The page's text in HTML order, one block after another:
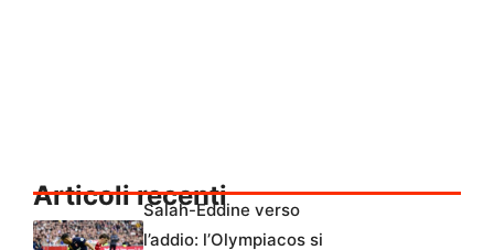
Articoli recenti
Salah-Eddine verso
l’addio: l’Olympiacos si